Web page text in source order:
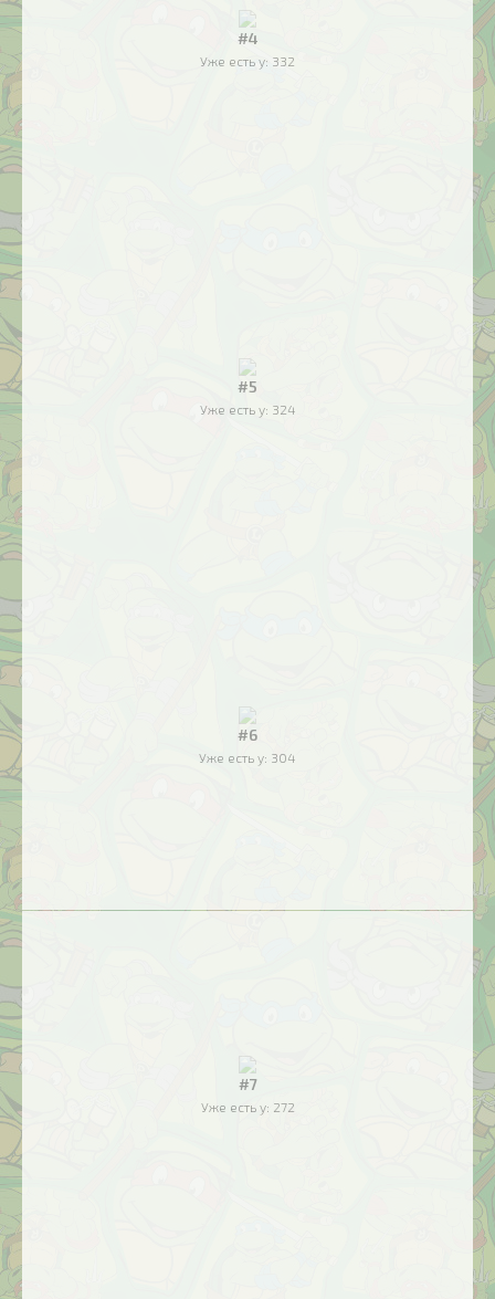
#4
Уже есть у: 332
#5
Уже есть у: 324
#6
Уже есть у: 304
#7
Уже есть у: 272